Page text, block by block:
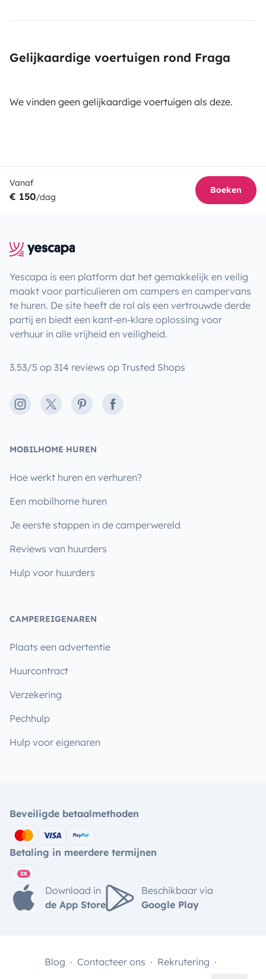
Gelijkaardige voertuigen rond Fraga
We vinden geen gelijkaardige voertuigen als deze.
Vanaf
€ 150/dag
Boeken
Yescapa is een platform dat het gemakkelijk en veilig
maakt voor particulieren om campers en campervans
te huren. De site heeft de rol als een vertrouwde derde
partij en biedt een kant-en-klare oplossing voor
verhuur in alle vrijheid en veiligheid.
3.53/5 op 314 reviews op Trusted Shops
Instagram
X PinterestFacebook
MOBILHOME HUREN
Hoe werkt huren en verhuren?
Een mobilhome huren
Je eerste stappen in de camperwereld
Reviews van huurders
Hulp voor huurders
CAMPEREIGENAREN
Plaats een advertentie
Huurcontract
Verzekering
Pechhulp
Hulp voor eigenaren
Beveiligde betaalmethoden
Betaling in meerdere termijnen
Download in
de App Store
Beschikbaar via
Google Play
Blog Contacteer ons Rekrutering